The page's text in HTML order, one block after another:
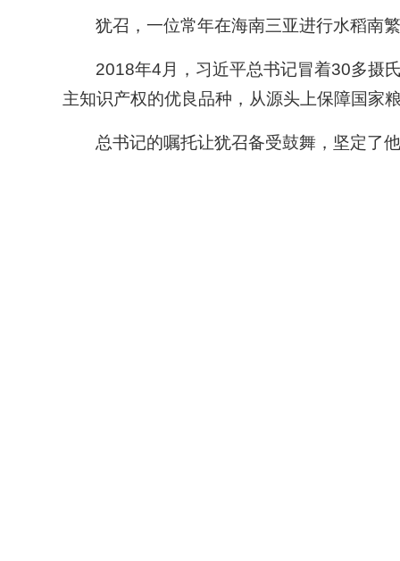
犹召，一位常年在海南三亚进行水稻南
2018年4月，习近平总书记冒着30多摄
主知识产权的优良品种，从源头上保障国家
总书记的嘱托让犹召备受鼓舞，坚定了